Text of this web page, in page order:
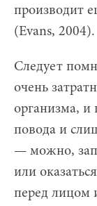
производит
(Evans, 2004).
Следует
очень
организма, и
повода и
— можно,
или
перед лицом